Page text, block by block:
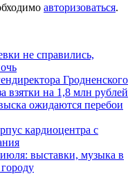
авторизоваться.
не справились,
Гродненского
взятки на 1,8 млн рублей
ожидаются перебои
кардиоцентра с
выставки, музыка в